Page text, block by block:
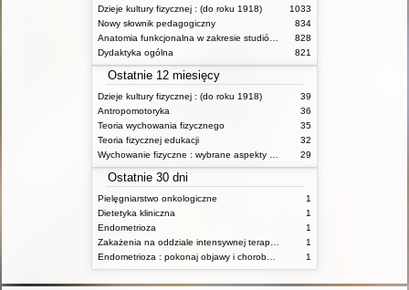
Dzieje kultury fizycznej : (do roku 1918)
1033
Nowy słownik pedagogiczny
834
828
Dydaktyka ogólna
821
Ostatnie 12 miesięcy
Dzieje kultury fizycznej : (do roku 1918)
39
Antropomotoryka
36
Teoria wychowania fizycznego
35
Teoria fizycznej edukacji
32
29
Ostatnie 30 dni
Pielęgniarstwo onkologiczne
1
Dietetyka kliniczna
1
Endometrioza
1
1
1